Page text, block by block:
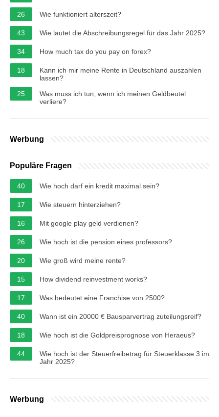
26 Wie funktioniert alterszeit?
43 Wie lautet die Abschreibungsregel für das Jahr 2025?
34 How much tax do you pay on forex?
18
Kann ich mir meine Rente in Deutschland auszahlen
lassen?
25
Was muss ich tun, wenn ich meinen Geldbeutel
verliere?
Werbung
Populäre Fragen
40 Wie hoch darf ein kredit maximal sein?
17 Wie steuern hinterziehen?
16 Mit google play geld verdienen?
26 Wie hoch ist die pension eines professors?
20 Wie groß wird meine rente?
15 How dividend reinvestment works?
17 Was bedeutet eine Franchise von 2500?
40 Wann ist ein 20000 € Bausparvertrag zuteilungsreif?
18 Wie hoch ist die Goldpreisprognose von Heraeus?
44
Wie hoch ist der Steuerfreibetrag für Steuerklasse 3 im
Jahr 2025?
Werbung